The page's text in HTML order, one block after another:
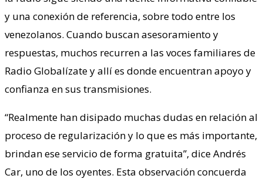
y una conexión de referencia, sobre todo entre los
venezolanos. Cuando buscan asesoramiento y
respuestas, muchos recurren a las voces familiares de
Radio Globalízate y allí es donde encuentran apoyo y
confianza en sus transmisiones.
“Realmente han disipado muchas dudas en relación al
proceso de regularización y lo que es más importante,
brindan ese servicio de forma gratuita”, dice Andrés
Car, uno de los oyentes. Esta observación concuerda